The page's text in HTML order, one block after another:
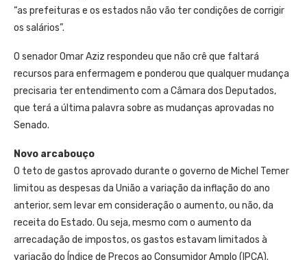
“as prefeituras e os estados não vão ter condições de corrigir
os salários”.
O senador Omar Aziz respondeu que não crê que faltará
recursos para enfermagem e ponderou que qualquer mudança
precisaria ter entendimento com a Câmara dos Deputados,
que terá a última palavra sobre as mudanças aprovadas no
Senado.
Novo arcabouço
O teto de gastos aprovado durante o governo de Michel Temer
limitou as despesas da União a variação da inflação do ano
anterior, sem levar em consideração o aumento, ou não, da
receita do Estado. Ou seja, mesmo com o aumento da
arrecadação de impostos, os gastos estavam limitados à
variação do Índice de Preços ao Consumidor Amplo (IPCA).